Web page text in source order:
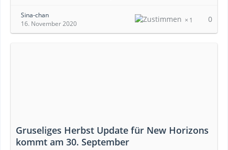
Sina-chan
16. November 2020
1 0
Gruseliges Herbst Update für New Horizons
kommt am 30. September